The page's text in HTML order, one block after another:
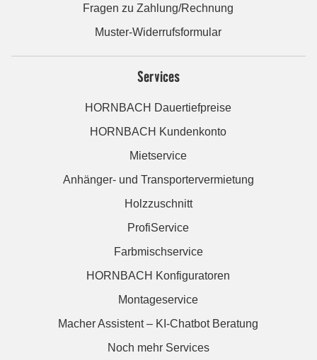
Fragen zu Zahlung/Rechnung
Muster-Widerrufsformular
Services
HORNBACH Dauertiefpreise
HORNBACH Kundenkonto
Mietservice
Anhänger- und Transportervermietung
Holzzuschnitt
ProfiService
Farbmischservice
HORNBACH Konfiguratoren
Montageservice
Macher Assistent – KI-Chatbot Beratung
Noch mehr Services